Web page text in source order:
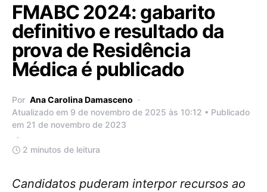
FMABC 2024: gabarito
definitivo e resultado da
prova de Residência
Médica é publicado
Por Ana Carolina Damasceno
Atualizado em 9 de novembro de 2025 às 10:12 • Publicado
em 21 de novembro de 2023
2 minutos de leitura
Candidatos puderam interpor recursos ao